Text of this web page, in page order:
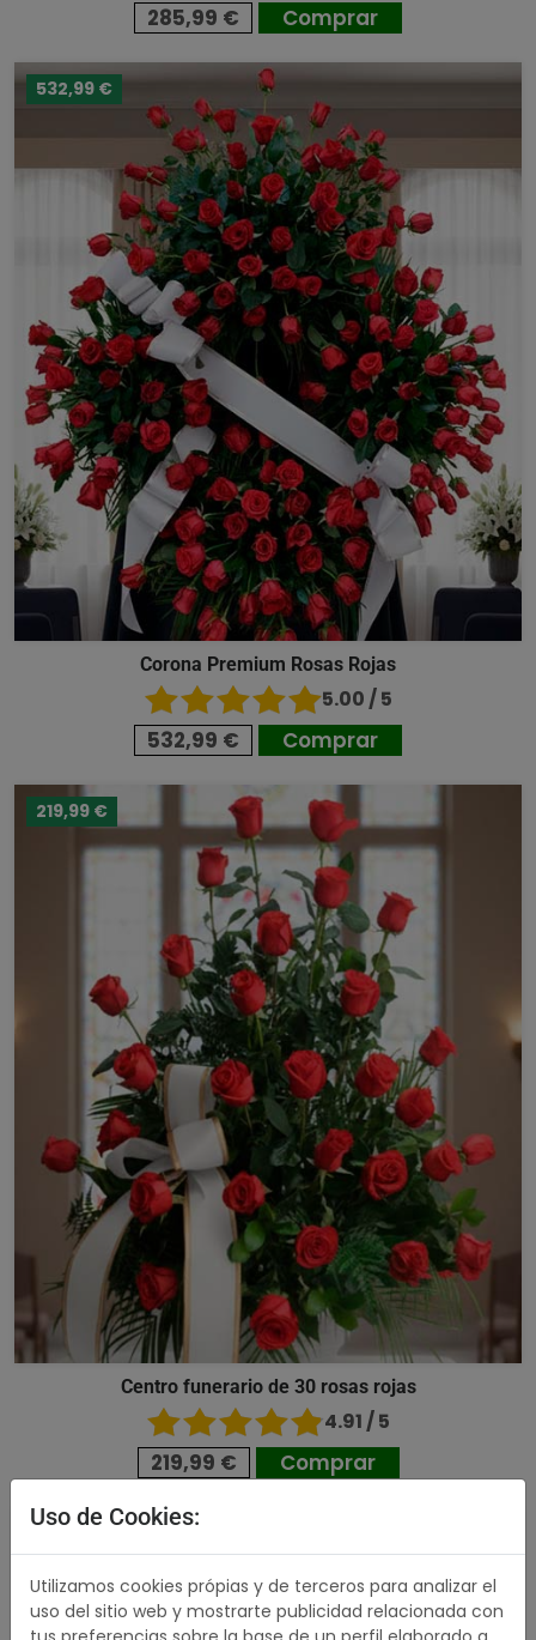
285,99 € Comprar
532,99 €
Corona Premium Rosas Rojas
5.00 / 5
532,99 € Comprar
219,99 €
Centro funerario de 30 rosas rojas
4.91 / 5
219,99 € Comprar
532,99 €
Uso de Cookies:
Utilizamos cookies própias y de terceros para analizar el
uso del sitio web y mostrarte publicidad relacionada con